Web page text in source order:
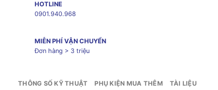
HOTLINE
0901.940.968
MIỄN PHÍ VẬN CHUYỂN
Đơn hàng > 3 triệu
THÔNG SỐ KỸ THUẬT PHỤ KIỆN MUA THÊM TÀI LIỆU